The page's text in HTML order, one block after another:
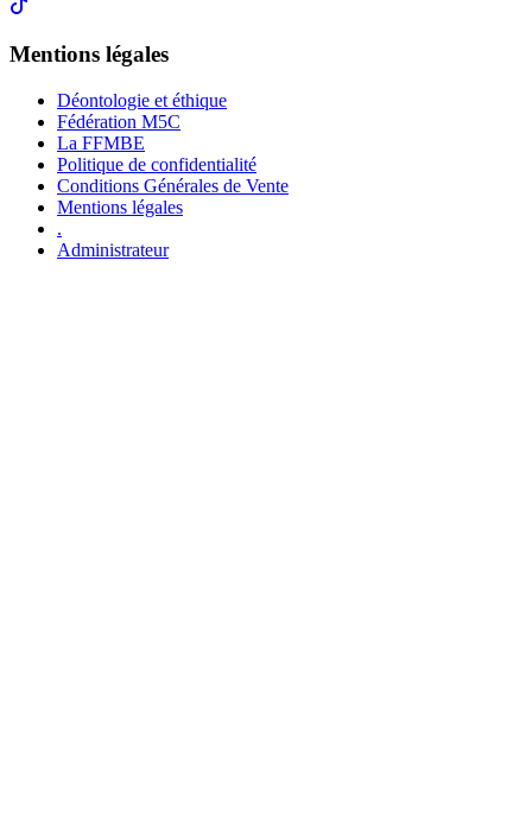
Mentions légales
Déontologie et éthique
Fédération M5C
La FFMBE
Politique de confidentialité
Conditions Générales de Vente
Mentions légales
.
Administrateur